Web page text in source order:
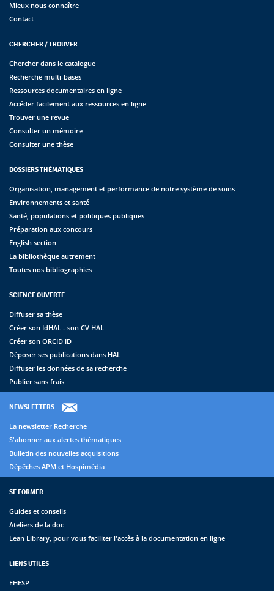
Mieux nous connaître
Contact
CHERCHER / TROUVER
Chercher dans le catalogue
Recherche multi-bases
Ressources documentaires en ligne
Accéder facilement aux ressources en ligne
Trouver une revue
Consulter un mémoire
Consulter une thèse
DOSSIERS THÉMATIQUES
Organisation, management et performance de notre système de soins
Environnements et santé
Santé, populations et politiques publiques
Préparation aux concours
English section
La bibliothèque autrement
Toutes nos bibliographies
SCIENCE OUVERTE
Diffuser sa thèse
Créer son IdHAL - son CV HAL
Créer son ORCID ID
Déposer ses publications dans HAL
Diffuser les données de sa recherche
Publier sans frais
NEWSLETTERS
La newsletter Recherche
S'abonner aux alertes thématiques
Bulletin des nouvelles acquisitions
Dépêches APM et Hospimédia
SE FORMER
Guides et conseils
Ateliers de la doc
Lean Library, pour vous faciliter l'accès à la documentation en ligne
LIENS UTILES
EHESP